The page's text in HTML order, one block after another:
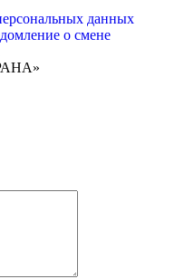
данных
о смене